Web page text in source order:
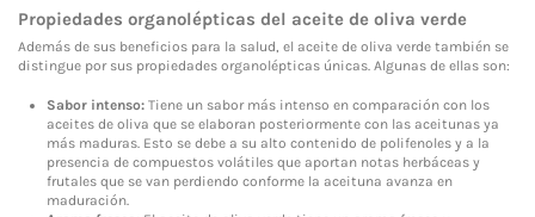
Propiedades organolépticas del aceite de oliva verde
Además de sus beneficios para la salud, el aceite de oliva verde también se
distingue por sus propiedades organolépticas únicas. Algunas de ellas son:
Sabor intenso: Tiene un sabor más intenso en comparación con los
aceites de oliva que se elaboran posteriormente con las aceitunas ya
más maduras. Esto se debe a su alto contenido de polifenoles y a la
presencia de compuestos volátiles que aportan notas herbáceas y
frutales que se van perdiendo conforme la aceituna avanza en
maduración.